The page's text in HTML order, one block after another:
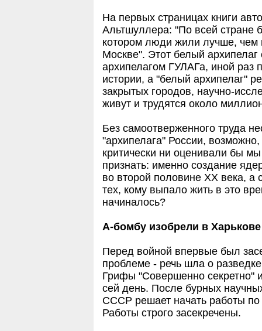
На первых страницах книги
Альтшуллера: "По всей стране
котором люди жили лучше, чем
Москве". Этот белый
архипелагом ГУЛАГа, иной раз
истории, а "белый архипелаг"
закрытых городов, научно-
живут и трудятся около
Без самоотверженного труда
"архипелага" России,
критически ни оценивали бы
признать: именно создание
во второй половине ХХ века, а
тех, кому выпало жить в это
начиналось?
А-бомбу изобрели в Харькове
Перед войной впервые был
проблеме - речь шла о
Грифы "Совершенно секретно"
сей день. После бурных
СССР решает начать работы
Работы строго засекречены.